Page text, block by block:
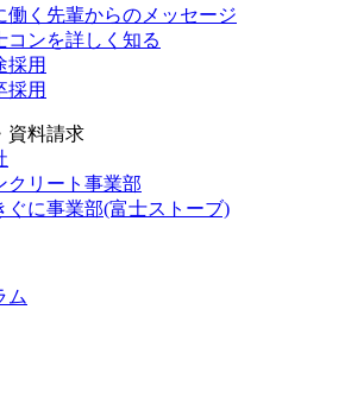
働く先輩からのメッセージ
コンを詳しく知る
採用
採用
資料請求
クリート事業部
ぐに事業部(富士ストーブ)